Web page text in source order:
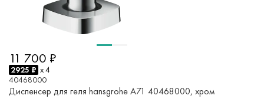
11 700 ₽
2925 ₽ x 4
40468000
Диспенсер для геля hansgrohe A71 40468000, хром